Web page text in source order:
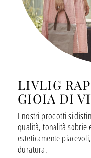
LIVLIG
GIOIA DI
I nostri prodotti si
qualità, tonalità sobrie
esteticamente
duratura.